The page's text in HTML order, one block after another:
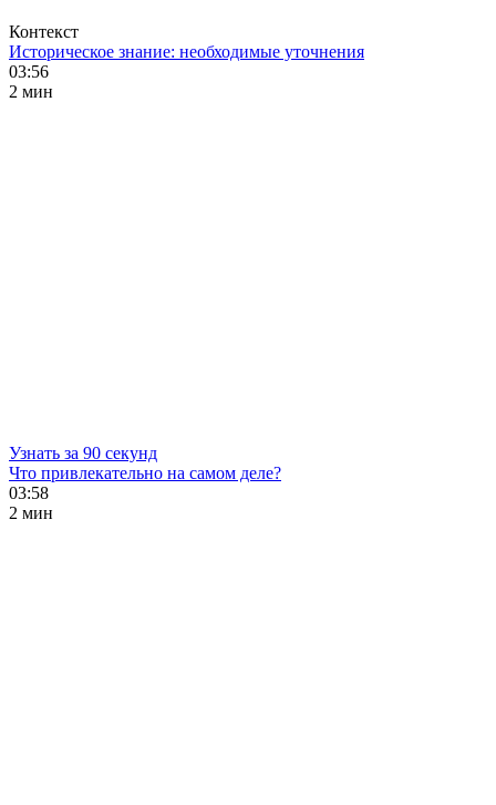
Контекст
Историческое знание: необходимые уточнения
03:56
2 мин
Узнать за 90 секунд
Что привлекательно на самом деле?
03:58
2 мин